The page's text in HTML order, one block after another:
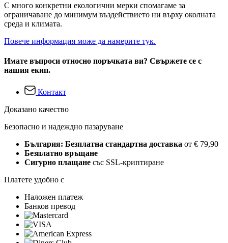
С много конкретни екологични мерки спомагаме за
ограничаване до минимум въздействието ни върху околната
среда и климата.
Повече информация може да намерите тук.
Имате въпроси относно поръчката ви? Свържете се с
нашия екип.
Контакт
Доказано качество
Безопасно и надеждно пазаруване
България: Безплатна стандартна доставка от € 79,90
Безплатно връщане
Сигурно плащане със SSL-криптиране
Платете удобно с
Наложен платеж
Банков превод